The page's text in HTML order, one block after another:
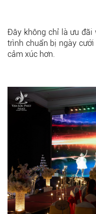
Đây không chỉ là ưu đãi
trình chuẩn bị ngày
cảm xúc hơn.